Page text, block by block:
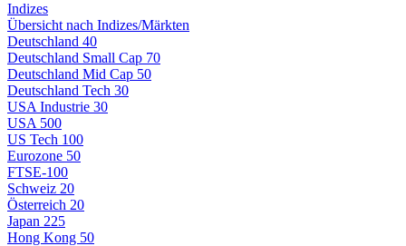
Indizes
Übersicht nach Indizes/Märkten
Deutschland 40
Deutschland Small Cap 70
Deutschland Mid Cap 50
Deutschland Tech 30
USA Industrie 30
USA 500
US Tech 100
Eurozone 50
FTSE-100
Schweiz 20
Österreich 20
Japan 225
Hong Kong 50